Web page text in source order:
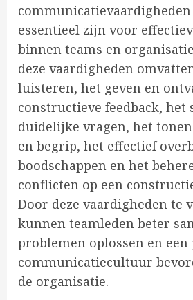
essentieel zijn voor
binnen teams en
deze vaardigheden
luisteren, het geven en
constructieve feedback, het
duidelijke vragen, het
en begrip, het effectief
boodschappen en het
conflicten op een
Door deze vaardigheden te
kunnen teamleden beter
problemen oplossen en een
communicatiecultuur
de organisatie.